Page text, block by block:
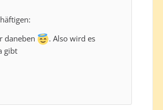
daneben
. Also wird es
gibt